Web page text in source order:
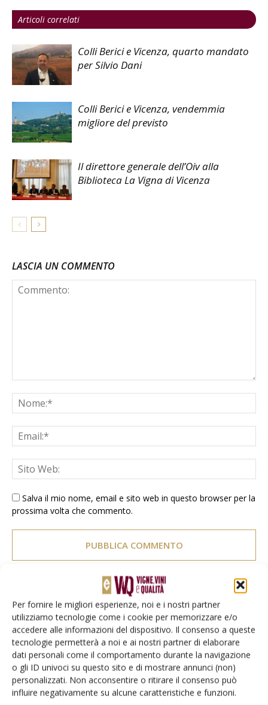
Per fornire le migliori esperienze, noi e i nostri partner
utilizziamo tecnologie come i cookie per memorizzare e/o
accedere alle informazioni del dispositivo. Il consenso a queste
tecnologie permetterà a noi e ai nostri partner di elaborare
dati personali come il comportamento durante la navigazione
o gli ID univoci su questo sito e di mostrare annunci (non)
personalizzati. Non acconsentire o ritirare il consenso può
influire negativamente su alcune caratteristiche e funzioni.
Articoli correlati
Colli Berici e Vicenza, quarto mandato
per Silvio Dani
Colli Berici e Vicenza, vendemmia
migliore del previsto
Il direttore generale dell’Oiv alla
Biblioteca La Vigna di Vicenza
LASCIA UN COMMENTO
Salva il mio nome, email e sito web in questo browser per la
prossima volta che commento.
E-magazine
Tecniche, prodotti e servizi dalle aziende